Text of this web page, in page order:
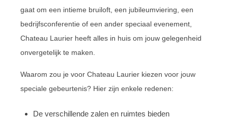
gaat om een intieme bruiloft, een jubileumviering, een
bedrijfsconferentie of een ander speciaal evenement,
Chateau Laurier heeft alles in huis om jouw gelegenheid
onvergetelijk te maken.
Waarom zou je voor Chateau Laurier kiezen voor jouw
speciale gebeurtenis? Hier zijn enkele redenen:
De verschillende zalen en ruimtes bieden